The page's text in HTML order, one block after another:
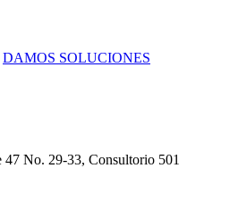
DAMOS SOLUCIONES
No. 29-33, Consultorio 501